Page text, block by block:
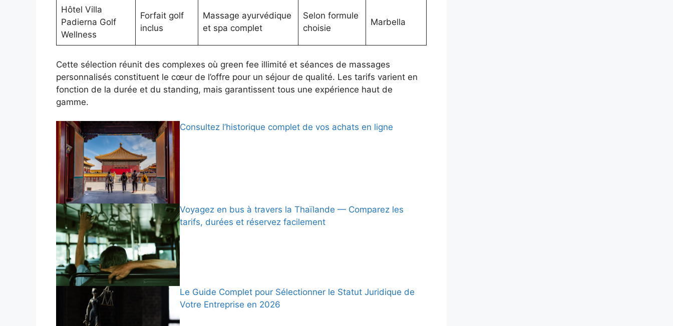
Hôtel Villa
Padierna Golf
Wellness
Forfait golf
inclus
Massage ayurvédique
et spa complet
Selon formule
choisie
Marbella
Cette sélection réunit des complexes où green fee illimité et séances de massages
personnalisés constituent le cœur de l’offre pour un séjour de qualité. Les tarifs varient en
fonction de la durée et du standing, mais garantissent tous une expérience haut de
gamme.
Consultez l’historique complet de vos achats en ligne
Voyagez en bus à travers la Thaïlande — Comparez les
tarifs, durées et réservez facilement
Le Guide Complet pour Sélectionner le Statut Juridique de
Votre Entreprise en 2026